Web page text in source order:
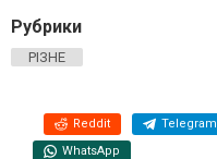
Рубрики
РІЗНЕ
Reddit Telegram
WhatsApp